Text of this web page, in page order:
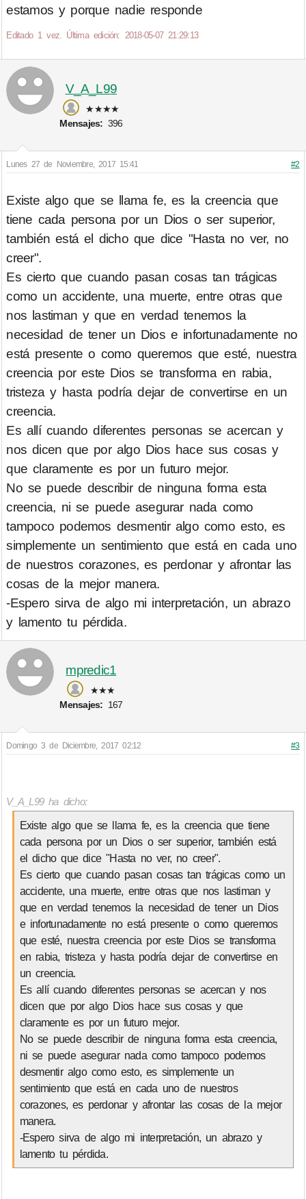
estamos y porque nadie responde
Editado 1 vez. Última edición: 2018-05-07 21:29:13
V_A_L99
★★★★
Mensajes: 396
Lunes 27 de Noviembre, 2017 15:41 #2
Existe algo que se llama fe, es la creencia que
tiene cada persona por un Dios o ser superior,
también está el dicho que dice "Hasta no ver, no
creer".
Es cierto que cuando pasan cosas tan trágicas
como un accidente, una muerte, entre otras que
nos lastiman y que en verdad tenemos la
necesidad de tener un Dios e infortunadamente no
está presente o como queremos que esté, nuestra
creencia por este Dios se transforma en rabia,
tristeza y hasta podría dejar de convertirse en un
creencia.
Es allí cuando diferentes personas se acercan y
nos dicen que por algo Dios hace sus cosas y
que claramente es por un futuro mejor.
No se puede describir de ninguna forma esta
creencia, ni se puede asegurar nada como
tampoco podemos desmentir algo como esto, es
simplemente un sentimiento que está en cada uno
de nuestros corazones, es perdonar y afrontar las
cosas de la mejor manera.
-Espero sirva de algo mi interpretación, un abrazo
y lamento tu pérdida.
mpredic1
★★★
Mensajes: 167
Domingo 3 de Diciembre, 2017 02:12 #3
V_A_L99 ha dicho:
Existe algo que se llama fe, es la creencia que tiene
cada persona por un Dios o ser superior, también está
el dicho que dice "Hasta no ver, no creer".
Es cierto que cuando pasan cosas tan trágicas como un
accidente, una muerte, entre otras que nos lastiman y
que en verdad tenemos la necesidad de tener un Dios
e infortunadamente no está presente o como queremos
que esté, nuestra creencia por este Dios se transforma
en rabia, tristeza y hasta podría dejar de convertirse en
un creencia.
Es allí cuando diferentes personas se acercan y nos
dicen que por algo Dios hace sus cosas y que
claramente es por un futuro mejor.
No se puede describir de ninguna forma esta creencia,
ni se puede asegurar nada como tampoco podemos
desmentir algo como esto, es simplemente un
sentimiento que está en cada uno de nuestros
corazones, es perdonar y afrontar las cosas de la mejor
manera.
-Espero sirva de algo mi interpretación, un abrazo y
lamento tu pérdida.